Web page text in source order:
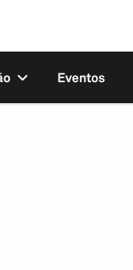
Eventos